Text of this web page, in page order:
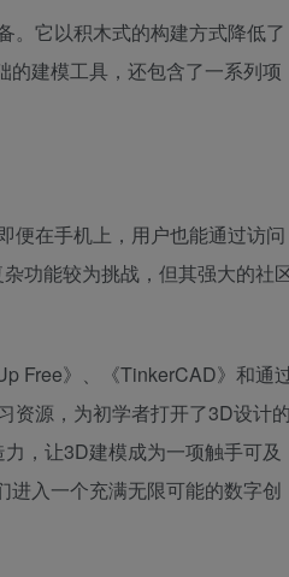
。它以积木式的构建方式降低了
的建模工具，还包含了一系列项
便在手机上，用户也能通过访问
功能较为挑战，但其强大的社
Free》、《TinkerCAD》和通
资源，为初学者打开了3D设计
，让3D建模成为一项触手可及
进入一个充满无限可能的数字创